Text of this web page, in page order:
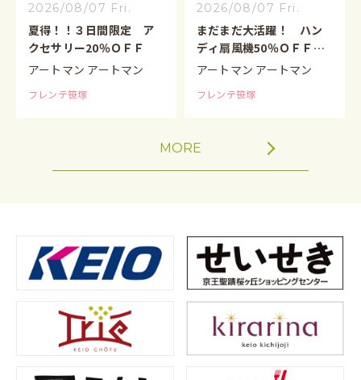
2026/08/07 Fri.
夏得！！３日間限定 ア
クセサリー20％ＯＦＦ
アートマン アートマン
フレンテ笹塚
2026/08/07 Fri.
まだまだ大活躍！ ハン
ディ扇風機50％ＯＦＦで
す♪
アートマン アートマン
フレンテ笹塚
MORE